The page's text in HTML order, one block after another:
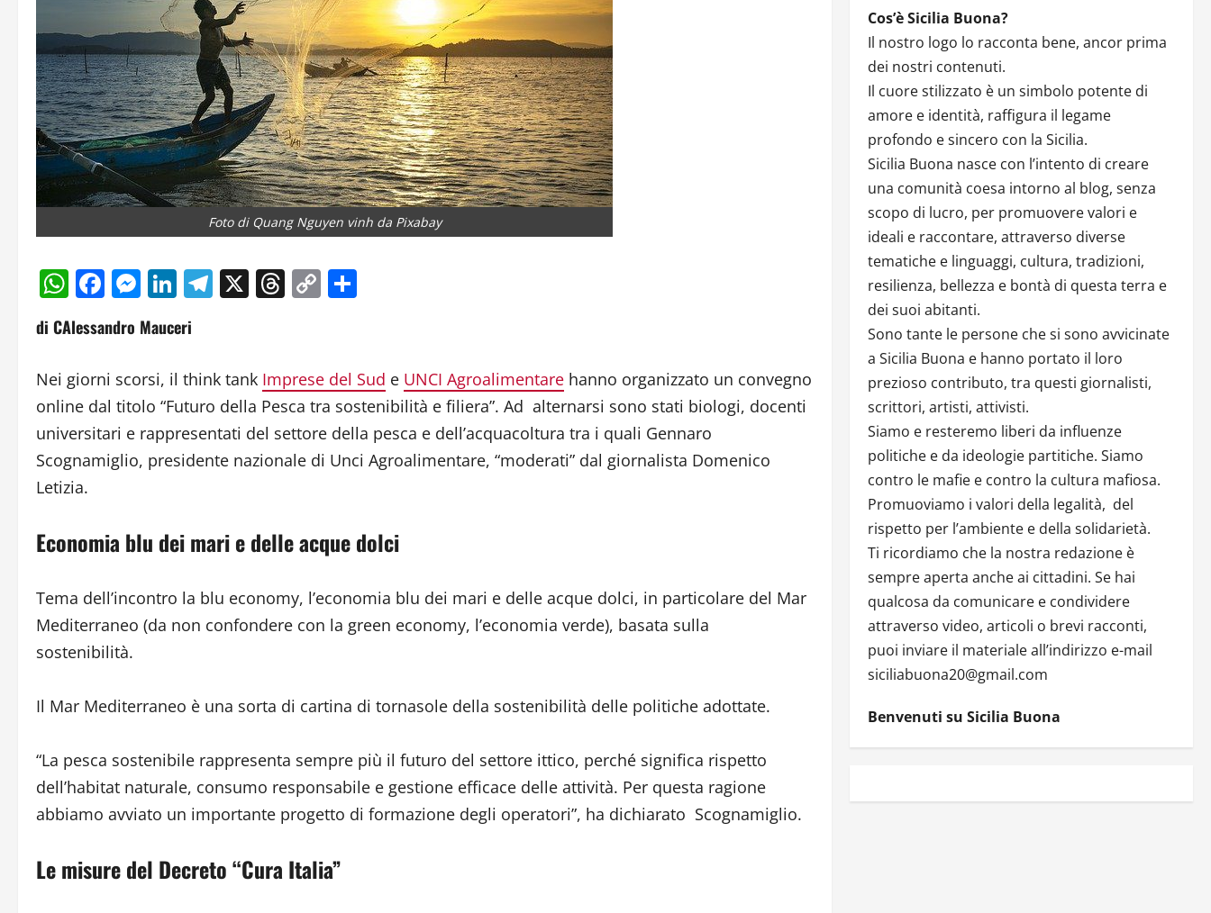
Foto di Quang Nguyen vinh da Pixabay
WhatsApp
Facebook
Messenger
LinkedIn
Telegram
X Threads
Copy
di CAlessandro Mauceri
Nei giorni scorsi, il think tank Imprese del Sud e UNCI Agroalimentare hanno organizzato un convegno
online dal titolo “Futuro della Pesca tra sostenibilità e filiera”. Ad alternarsi sono stati biologi, docenti
universitari e rappresentati del settore della pesca e dell’acquacoltura tra i quali Gennaro
Scognamiglio, presidente nazionale di Unci Agroalimentare, “moderati” dal giornalista Domenico
Letizia.
Economia blu dei mari e delle acque dolci
Tema dell’incontro la blu economy, l’economia blu dei mari e delle acque dolci, in particolare del Mar
Mediterraneo (da non confondere con la green economy, l’economia verde), basata sulla
sostenibilità.
Il Mar Mediterraneo è una sorta di cartina di tornasole della sostenibilità delle politiche adottate.
“La pesca sostenibile rappresenta sempre più il futuro del settore ittico, perché significa rispetto
dell’habitat naturale, consumo responsabile e gestione efficace delle attività. Per questa ragione
abbiamo avviato un importante progetto di formazione degli operatori”, ha dichiarato Scognamiglio.
Le misure del Decreto “Cura Italia”
Cos’è Sicilia Buona?
Il nostro logo lo racconta bene, ancor prima
dei nostri contenuti.
Il cuore stilizzato è un simbolo potente di
amore e identità, raffigura il legame
profondo e sincero con la Sicilia.
Sicilia Buona nasce con l’intento di creare
una comunità coesa intorno al blog, senza
scopo di lucro, per promuovere valori e
ideali e raccontare, attraverso diverse
tematiche e linguaggi, cultura, tradizioni,
resilienza, bellezza e bontà di questa terra e
dei suoi abitanti.
Sono tante le persone che si sono avvicinate
a Sicilia Buona e hanno portato il loro
prezioso contributo, tra questi giornalisti,
scrittori, artisti, attivisti.
Siamo e resteremo liberi da influenze
politiche e da ideologie partitiche. Siamo
contro le mafie e contro la cultura mafiosa.
Promuoviamo i valori della legalità, del
rispetto per l’ambiente e della solidarietà.
Ti ricordiamo che la nostra redazione è
sempre aperta anche ai cittadini. Se hai
qualcosa da comunicare e condividere
attraverso video, articoli o brevi racconti,
puoi inviare il materiale all’indirizzo e-mail
siciliabuona20@gmail.com
Benvenuti su Sicilia Buona